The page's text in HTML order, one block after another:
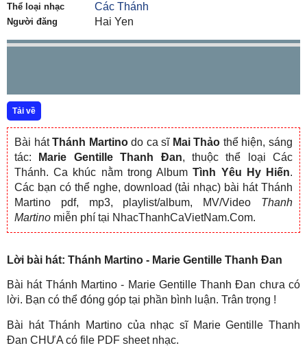
Thể loại nhạc Các Thánh
Người đăng Hai Yen
Tải về
Bài hátThánh Martinodo ca sĩ Mai Thảo thể hiện, sáng
tác:
Marie Gentille Thanh Đan, thuộc thể loại Các
Thánh. Ca khúc nằm trong AlbumTình Yêu Hy Hiến.
Các bạn có thể nghe, download (tải nhạc) bài hát Thánh
Martino pdf, mp3, playlist/album, MV/Video Thanh
Martino miễn phí tại NhacThanhCaVietNam.Com.
Lời bài hát: Thánh Martino - Marie Gentille Thanh Đan
Bài hát Thánh Martino - Marie Gentille Thanh Đan chưa có
lời. Bạn có thể đóng góp tại phần bình luận. Trân trọng !
Bài hát Thánh Martino của nhạc sĩ Marie Gentille Thanh
Đan CHƯA có file PDF sheet nhạc.